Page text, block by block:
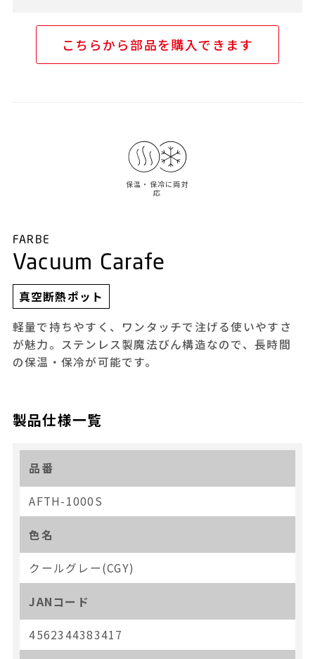
こちらから部品を購入できます
保温・保冷に両対
応
FARBE
Vacuum Carafe
真空断熱ポット
軽量で持ちやすく、ワンタッチで注げる使いやすさ
が魅力。ステンレス製魔法びん構造なので、長時間
の保温・保冷が可能です。
製品仕様一覧
品番
AFTH-1000S
色名
クールグレー(CGY)
JANコード
4562344383417